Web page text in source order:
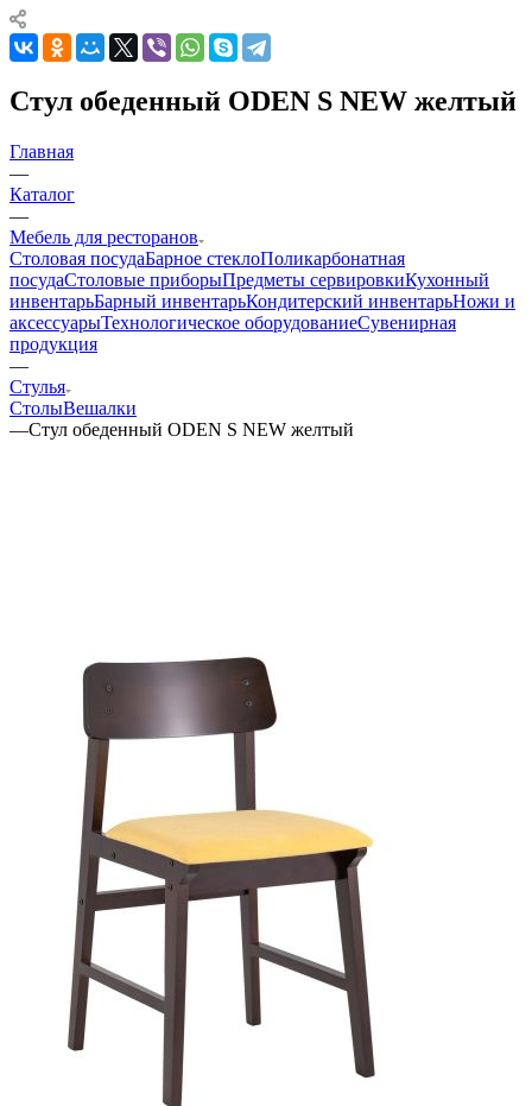
Стул обеденный ODEN S NEW желтый
Главная
—
Каталог
—
Мебель для ресторанов
Столовая посудаБарное стеклоПоликарбонатная
посудаСтоловые приборыПредметы сервировкиКухонный
инвентарьБарный инвентарьКондитерский инвентарьНожи и
аксессуарыТехнологическое оборудованиеСувенирная
продукция
—
Стулья
СтолыВешалки
—Стул обеденный ODEN S NEW желтый